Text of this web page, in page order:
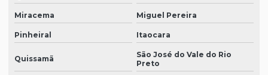
Miracema Miguel Pereira
Pinheiral Itaocara
Quissamã
São José do Vale do Rio
Preto